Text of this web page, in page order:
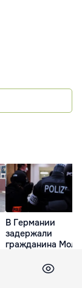
В Германии
задержали
гражданина
помощью дрона